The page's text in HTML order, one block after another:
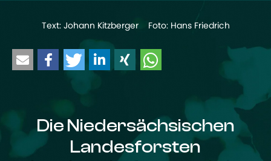
Text: Johann Kitzberger Foto: Hans Friedrich
Die Niedersächsischen
Landesforsten